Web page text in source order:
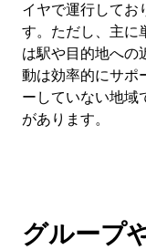
イヤで運行してお
す。ただし、主に
は駅や目的地への
動は効率的にサポ
ーしていない地域
があります。
グループ